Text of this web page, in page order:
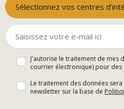
Sélectionnez vos centres
J'autorise le traitement de mes
courrier électronique) pour des
Le traitement des données
newsletter sur la base de